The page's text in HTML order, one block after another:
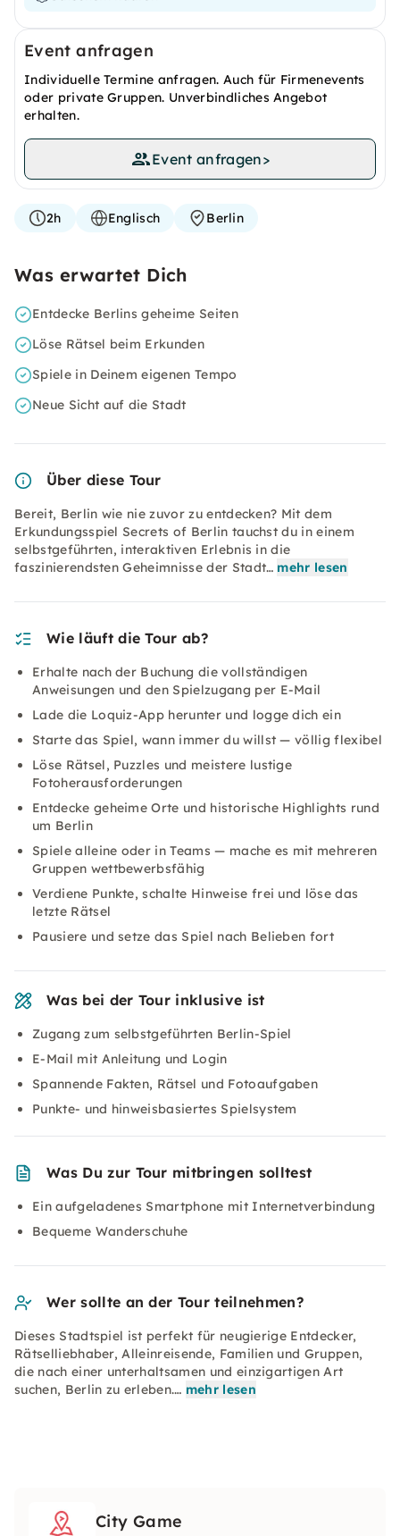
Event anfragen
Individuelle Termine anfragen. Auch für Firmenevents
oder private Gruppen. Unverbindliches Angebot
erhalten.
Event anfragen>
2h Englisch Berlin
Was erwartet Dich
Entdecke Berlins geheime Seiten
Löse Rätsel beim Erkunden
Spiele in Deinem eigenen Tempo
Neue Sicht auf die Stadt
Über diese Tour
Bereit, Berlin wie nie zuvor zu entdecken? Mit dem
Erkundungsspiel Secrets of Berlin tauchst du in einem
selbstgeführten, interaktiven Erlebnis in die
faszinierendsten Geheimnisse der Stadt… mehr lesen
Wie läuft die Tour ab?
Erhalte nach der Buchung die vollständigen
Anweisungen und den Spielzugang per E-Mail
Lade die Loquiz-App herunter und logge dich ein
Starte das Spiel, wann immer du willst — völlig flexibel
Löse Rätsel, Puzzles und meistere lustige
Fotoherausforderungen
Entdecke geheime Orte und historische Highlights rund
um Berlin
Spiele alleine oder in Teams — mache es mit mehreren
Gruppen wettbewerbsfähig
Verdiene Punkte, schalte Hinweise frei und löse das
letzte Rätsel
Pausiere und setze das Spiel nach Belieben fort
Was bei der Tour inklusive ist
Zugang zum selbstgeführten Berlin-Spiel
E-Mail mit Anleitung und Login
Spannende Fakten, Rätsel und Fotoaufgaben
Punkte- und hinweisbasiertes Spielsystem
Was Du zur Tour mitbringen solltest
Ein aufgeladenes Smartphone mit Internetverbindung
Bequeme Wanderschuhe
Wer sollte an der Tour teilnehmen?
Dieses Stadtspiel ist perfekt für neugierige Entdecker,
Rätselliebhaber, Alleinreisende, Familien und Gruppen,
die nach einer unterhaltsamen und einzigartigen Art
suchen, Berlin zu erleben.… mehr lesen
City Game